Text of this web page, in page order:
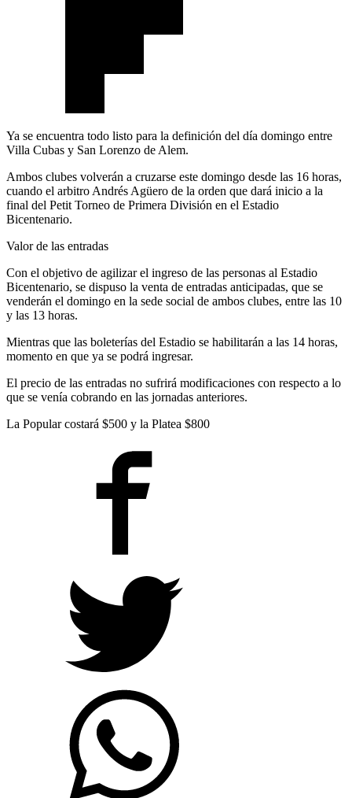
Ya se encuentra todo listo para la definición del día domingo entre
Villa Cubas y San Lorenzo de Alem.
Ambos clubes volverán a cruzarse este domingo desde las 16 horas,
cuando el arbitro Andrés Agüero de la orden que dará inicio a la
final del Petit Torneo de Primera División en el Estadio
Bicentenario.
Valor de las entradas
Con el objetivo de agilizar el ingreso de las personas al Estadio
Bicentenario, se dispuso la venta de entradas anticipadas, que se
venderán el domingo en la sede social de ambos clubes, entre las 10
y las 13 horas.
Mientras que las boleterías del Estadio se habilitarán a las 14 horas,
momento en que ya se podrá ingresar.
El precio de las entradas no sufrirá modificaciones con respecto a lo
que se venía cobrando en las jornadas anteriores.
La Popular costará $500 y la Platea $800